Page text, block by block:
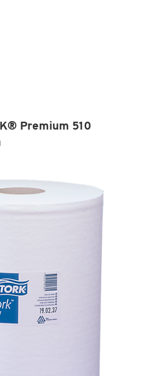
Premium 510